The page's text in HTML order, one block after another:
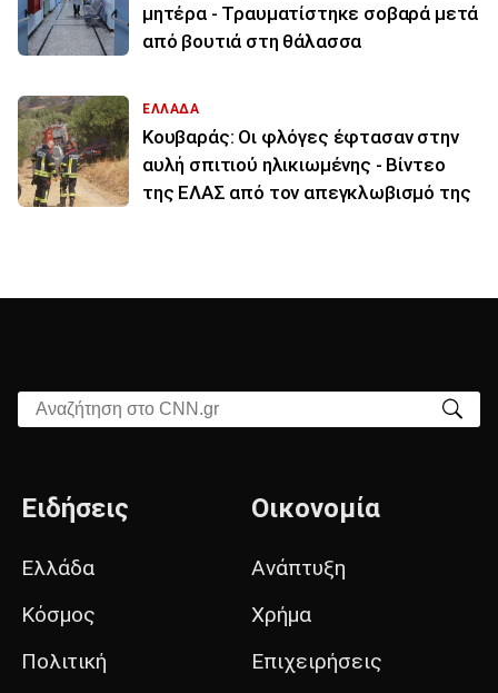
μητέρα - Τραυματίστηκε σοβαρά μετά
από βουτιά στη θάλασσα
ΕΛΛΑΔΑ
Κουβαράς: Οι φλόγες έφτασαν στην
αυλή σπιτιού ηλικιωμένης - Βίντεο
της ΕΛΑΣ από τον απεγκλωβισμό της
Αναζήτηση στο CNN.gr
Ειδήσεις
Ελλάδα
Κόσμος
Πολιτική
Οικονομία
Ανάπτυξη
Χρήμα
Επιχειρήσεις